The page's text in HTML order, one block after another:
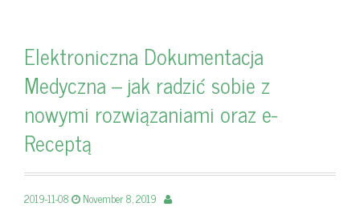
Elektroniczna Dokumentacja
Medyczna – jak radzić sobie z
nowymi rozwiązaniami oraz e-
Receptą
2019-11-08 November 8, 2019